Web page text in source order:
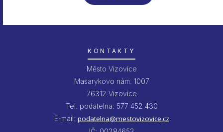
KONTAKTY
Město Vizovice
Masarykovo nám. 1007
76312 Vizovice
Tel. podatelna: 577 452 430
E-mail: podatelna@mestovizovice.cz